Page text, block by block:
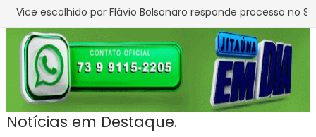
por Flávio Bolsonaro responde processo no STF por
Notícias em Destaque.